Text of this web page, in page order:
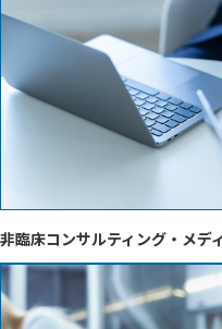
非臨床コンサルティング・メデ